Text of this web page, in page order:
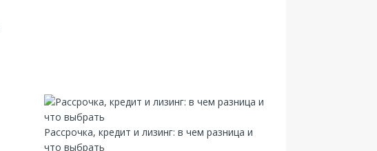
Рассрочка, кредит и лизинг: в чем разница и
что выбрать